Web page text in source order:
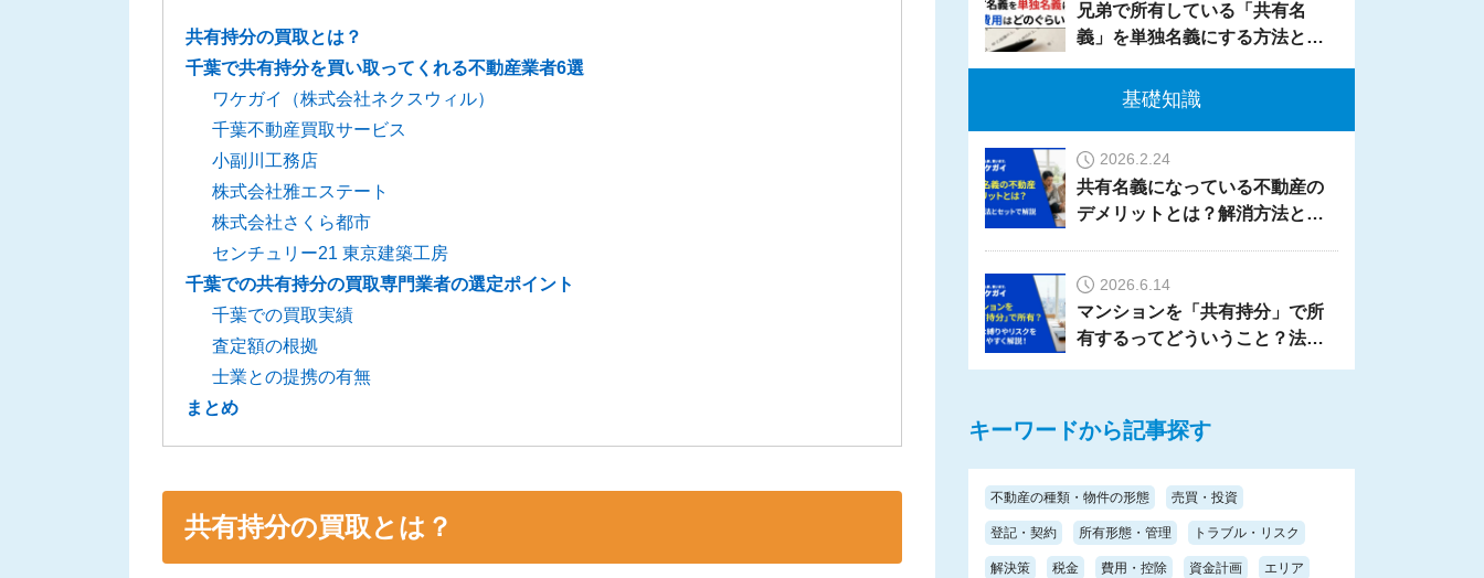
共有持分の買取とは？
千葉で共有持分を買い取ってくれる不動産業者6選
ワケガイ（株式会社ネクスウィル）
千葉不動産買取サービス
小副川工務店
株式会社雅エステート
株式会社さくら都市
センチュリー21 東京建築工房
千葉での共有持分の買取専門業者の選定ポイント
千葉での買取実績
査定額の根拠
士業との提携の有無
まとめ
共有持分の買取とは？
兄弟で所有している「共有名
義」を単独名義にする方法と
は？費用はどのくらいかかる？
基礎知識
2026.2.24
共有名義になっている不動産の
デメリットとは？解消方法とセ
2026.6.14
マンションを「共有持分」で所
有するってどういうこと？法的
な縛りやリスクをわかりやすく
キーワードから記事探す
不動産の種類・物件の形態 売買・投資
登記・契約 所有形態・管理 トラブル・リスク
解決策 税金 費用・控除 資金計画 エリア